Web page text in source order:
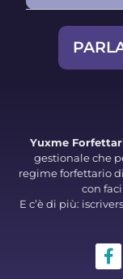
Yuxme
gestionale che
regime forfettario
con
E c’è di più: